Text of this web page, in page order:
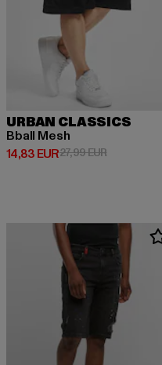
URBAN CLASSICS
Bball Mesh
14,83 EUR
Prix courant: 14,83 EUR
27,99 EURPrix en